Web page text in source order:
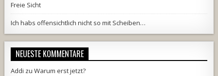
Freie Sicht
Ich habs offensichtlich nicht so mit Scheiben…
NEUESTE KOMMENTARE
Addi zuWarum erst jetzt?